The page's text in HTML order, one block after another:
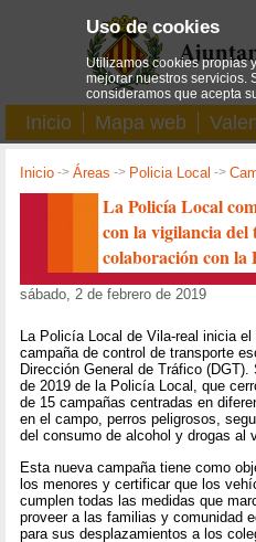
Inicio Mapa web
Inicio ->Áreas -> Policia Local ->
La Policía Local
con la vigilancia del
colaboración con la
sábado, 2 de febrero de 2019
La Policía Local de Vila-real inicia
campaña de control de transporte
Dirección General de Tráfico
de 2019 de la Policía Local, que
de 15 campañas centradas en
en el campo, perros peligrosos,
del consumo de alcohol y drogas al
Esta nueva campaña tiene como
los menores y certificar que los
cumplen todas las medidas que
proveer a las familias y comunidad
para sus desplazamientos a los
Uso de cookies
Utilizamos cookies propias
mejorar nuestros servicios.
consideramos que acepta